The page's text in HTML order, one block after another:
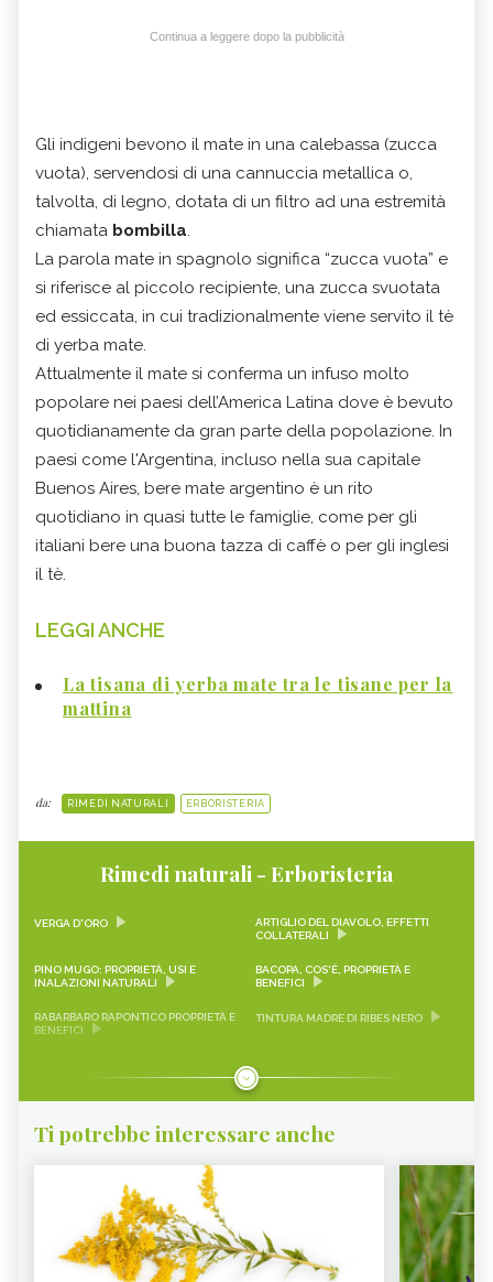
Continua a leggere dopo la pubblicità
Gli indigeni bevono il mate in una calebassa (zucca
vuota), servendosi di una cannuccia metallica o,
talvolta, di legno, dotata di un filtro ad una estremità
chiamata bombilla.
La parola mate in spagnolo significa “zucca vuota” e
si riferisce al piccolo recipiente, una zucca svuotata
ed essiccata, in cui tradizionalmente viene servito il tè
di yerba mate.
Attualmente il mate si conferma un infuso molto
popolare nei paesi dell’America Latina dove è bevuto
quotidianamente da gran parte della popolazione. In
paesi come l'Argentina, incluso nella sua capitale
Buenos Aires, bere mate argentino è un rito
quotidiano in quasi tutte le famiglie, come per gli
italiani bere una buona tazza di caffè o per gli inglesi
il tè.
LEGGI ANCHE
La tisana di yerba mate tra le tisane per la
mattina
da: RIMEDI NATURALI ERBORISTERIA
Rimedi naturali - Erboristeria
VERGA D'ORO
ARTIGLIO DEL DIAVOLO, EFFETTI
COLLATERALI
PINO MUGO: PROPRIETÀ, USI E
INALAZIONI NATURALI
BACOPA, COS'È, PROPRIETÀ E
BENEFICI
RABARBARO RAPONTICO PROPRIETÀ E
BENEFICI
TINTURA MADRE DI RIBES NERO
KARKADÈ
ERICA - CURE-NATURALI.IT
PIANTE PER COMBATTERE
L’INVECCHIAMENTO CUTANEO -
CURE-NATURALI.IT
PROANTOCIANIDINE: COSA SONO,
BENEFICI ED EFFETTI COLLATERALI -
CURE-NATURALI.IT
Ti potrebbe interessare anche